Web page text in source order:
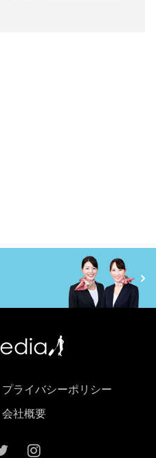
プライバシーポリシー
会社概要